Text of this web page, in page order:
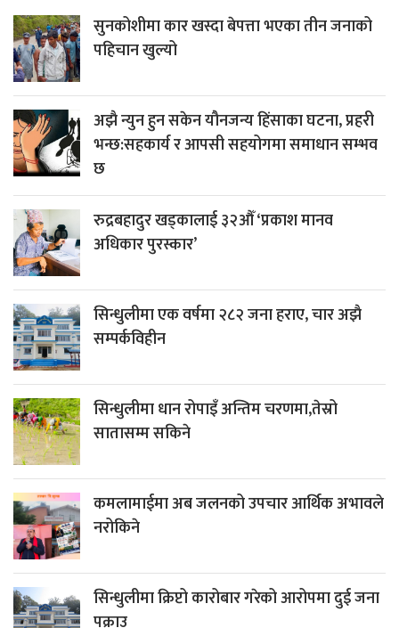
सुनकोशीमा कार खस्दा बेपत्ता भएका तीन जनाको
पहिचान खुल्यो
अझै न्युन हुन सकेन यौनजन्य हिंसाका घटना, प्रहरी
भन्छ:सहकार्य र आपसी सहयोगमा समाधान सम्भव
छ
रुद्रबहादुर खड्कालाई ३२औँ ‘प्रकाश मानव
अधिकार पुरस्कार’
सिन्धुलीमा एक वर्षमा २८२ जना हराए, चार अझै
सम्पर्कविहीन
सिन्धुलीमा धान रोपाइँ अन्तिम चरणमा,तेस्रो
सातासम्म सकिने
कमलामाईमा अब जलनको उपचार आर्थिक अभावले
नरोकिने
सिन्धुलीमा क्रिप्टो कारोबार गरेको आरोपमा दुई जना